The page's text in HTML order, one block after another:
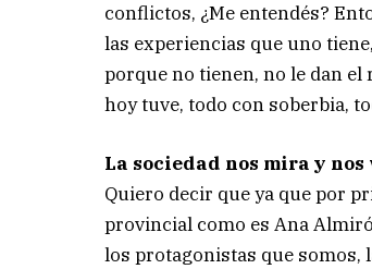
conflictos, ¿Me entendés?
las experiencias que uno
porque no tienen, no le dan el
hoy tuve, todo con soberbia,
La sociedad nos mira y
Quiero decir que ya que por
provincial como es Ana
los protagonistas que somos,